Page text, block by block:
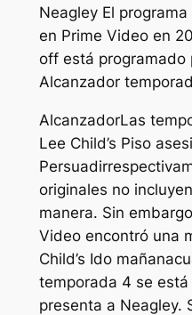
NeagleyEl programa
en Prime Video en
off está programado
Alcanzador
AlcanzadorLas
Lee Child’s Piso
Persuadir
originales no
manera. Sin
Video encontró una
Child’s Ido mañana
temporada 4 se
presenta a Neagley.